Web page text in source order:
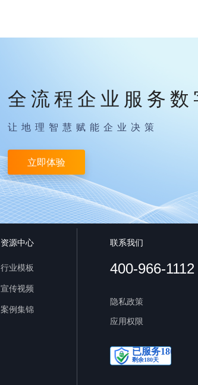
全流程企业服务
让地理智慧赋能企业决策
立即体验
资源中心
行业模板
宣传视频
案例集锦
联系我们
400-966-1112
隐私政策
应用权限